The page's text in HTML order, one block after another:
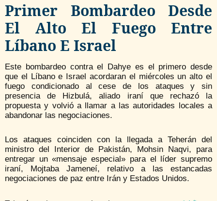
Primer Bombardeo Desde
El Alto El Fuego Entre
Líbano E Israel
Este bombardeo contra el Dahye es el primero desde
que el Líbano e Israel acordaran el miércoles un alto el
fuego condicionado al cese de los ataques y sin
presencia de Hizbulá, aliado iraní que rechazó la
propuesta y volvió a llamar a las autoridades locales a
abandonar las negociaciones.
Los ataques coinciden con la llegada a Teherán del
ministro del Interior de Pakistán, Mohsin Naqvi, para
entregar un «mensaje especial» para el líder supremo
iraní, Mojtaba Jameneí, relativo a las estancadas
negociaciones de paz entre Irán y Estados Unidos.